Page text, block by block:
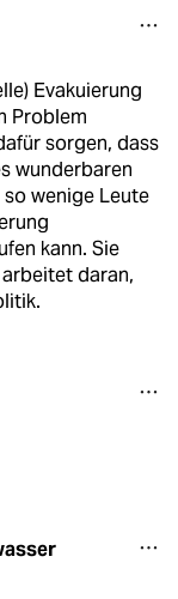
Evakuierung
Problem
sorgen, dass
wunderbaren
wenige Leute
kann. Sie
daran,